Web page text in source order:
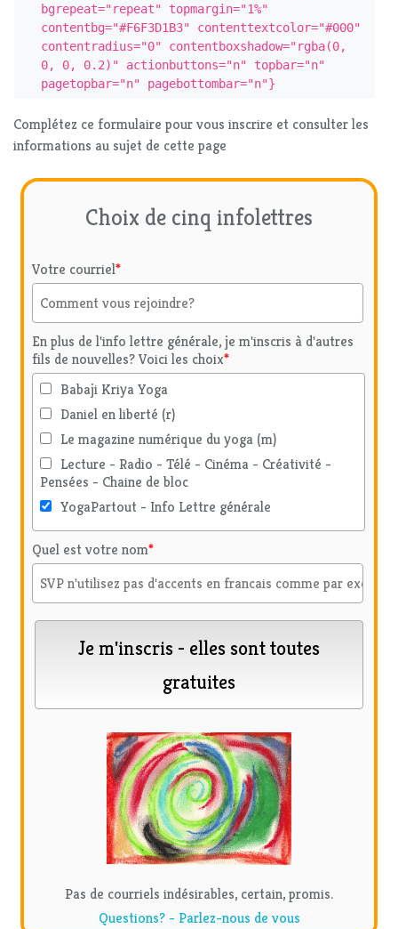
bgrepeat="repeat" topmargin="1%"
contentbg="#F6F3D1B3" contenttextcolor="#000"
contentradius="0" contentboxshadow="rgba(0,
0, 0, 0.2)" actionbuttons="n" topbar="n"
pagetopbar="n" pagebottombar="n"}
Complétez ce formulaire pour vous inscrire et consulter les
informations au sujet de cette page
Choix de cinq infolettres
Votre courriel*
En plus de l'info lettre générale, je m'inscris à d'autres
fils de nouvelles? Voici les choix*
Babaji Kriya Yoga
Daniel en liberté (r)
Le magazine numérique du yoga (m)
Lecture - Radio - Télé - Cinéma - Créativité -
Pensées - Chaine de bloc
YogaPartout - Info Lettre générale
Quel est votre nom*
Pas de courriels indésirables, certain, promis.
Questions? - Parlez-nous de vous